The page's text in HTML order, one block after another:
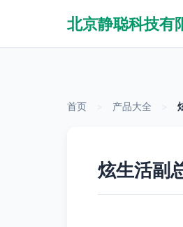
北京静聪科技有
首页 产品大全
炫生活副